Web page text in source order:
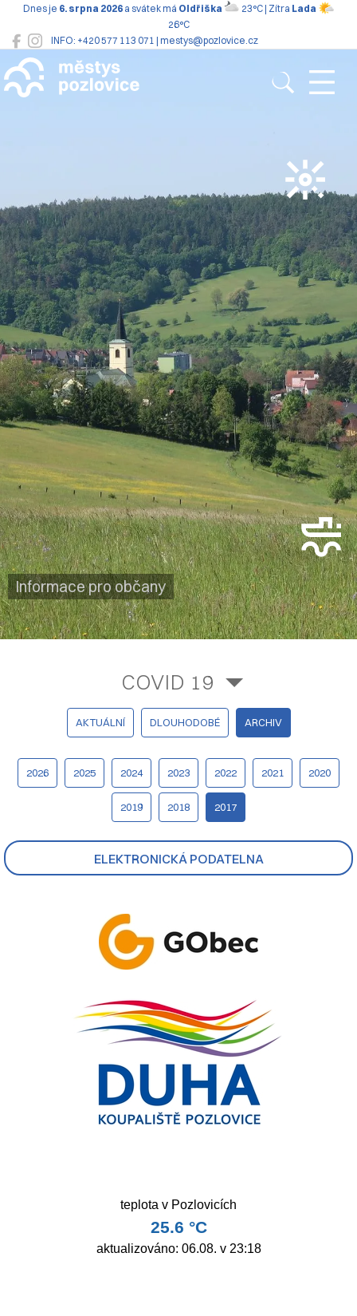
INFO: +420 577 113 071 | mestys@pozlovice.cz
Dnes je 6. srpna 2026 a svátek má Oldřiška 23°C | Zítra Lada
26°C
Pozlovice
Informace pro občany
ELEKTRONICKÁ PODATELNA
COVID 19
AKTUÁLNÍ DLOUHODOBÉ ARCHIV
2026 2025 2024 2023 2022 2021 2020
2019 2018 2017